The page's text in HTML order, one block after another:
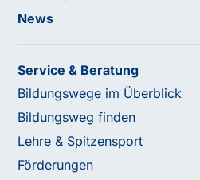
News
Service & Beratung
Bildungswege im Überblick
Bildungsweg finden
Lehre & Spitzensport
Förderungen